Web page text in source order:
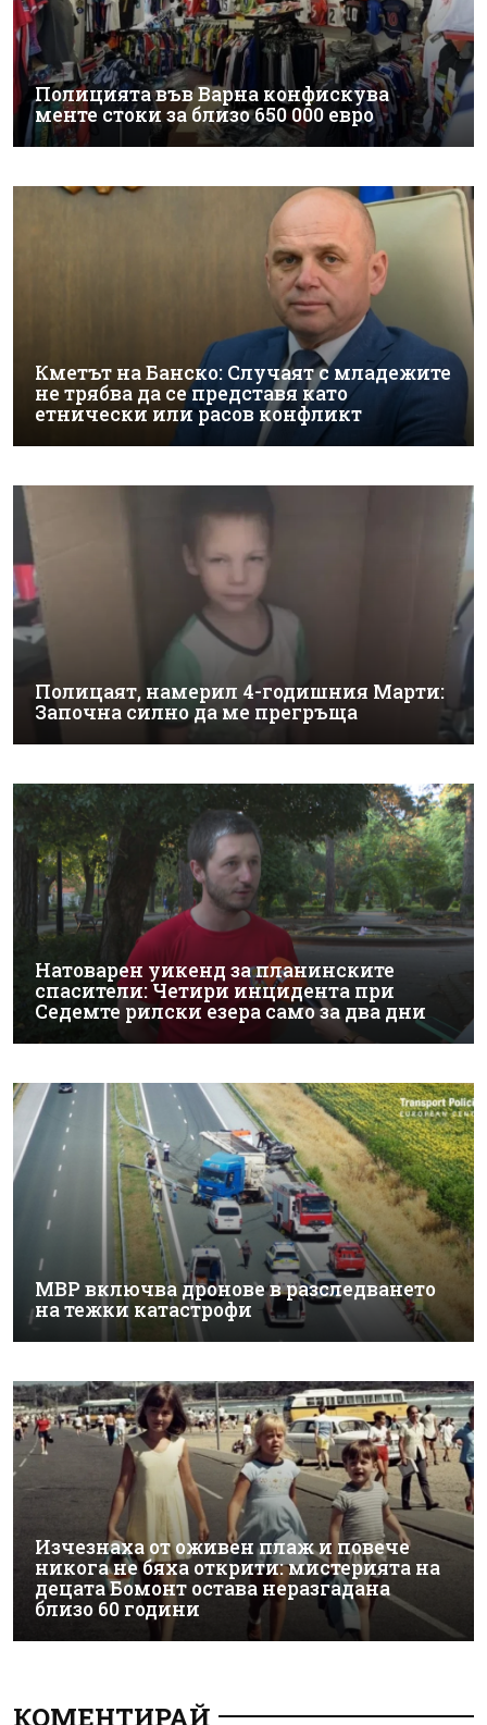
Полицията във Варна конфискува
менте стоки за близо 650 000 евро
Кметът на Банско: Случаят с младежите
не трябва да се представя като
етнически или расов конфликт
Полицаят, намерил 4-годишния Марти:
Започна силно да ме прегръща
Натоварен уикенд за планинските
спасители: Четири инцидента при
Седемте рилски езера само за два дни
МВР включва дронове в разследването
на тежки катастрофи
Изчезнаха от оживен плаж и повече
никога не бяха открити: мистерията на
децата Бомонт остава неразгадана
близо 60 години
КОМЕНТИРАЙ